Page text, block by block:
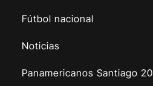
Fútbol nacional
Noticias
Panamericanos Santiago